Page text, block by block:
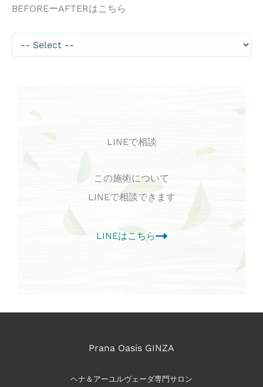
BEFOREーAFTERはこちら
LINEで相談
この施術について
LINEで相談できます
LINEはこちら
Prana Oasis GINZA
ヘナ＆アーユルヴェーダ専門サロン